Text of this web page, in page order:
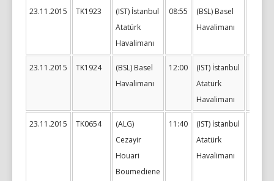
23.11.2015 TK1923
(IST) İstanbul
Atatürk
Havalimanı
08:55
(BSL) Basel
Havalimanı
23.11.2015 TK1924
(BSL) Basel
Havalimanı
12:00
(IST) İstanbul
Atatürk
Havalimanı
23.11.2015 TK0654
(ALG)
Cezayir
Houari
Boumediene
11:40
(IST) İstanbul
Atatürk
Havalimanı